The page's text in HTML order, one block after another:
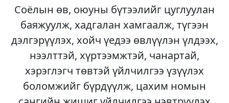
Соёлын өв, оюуны бүтээлийг цуглуулан
баяжуулж, хадгалан хамгаалж, түгээн
дэлгэрүүлэх, хойч үедээ өвлүүлэн үлдээх,
нээлттэй, хүртээмжтэй, чанартай,
хэрэглэгч төвтэй үйлчилгээ үзүүлэх
боломжийг бүрдүүлж, цахим номын